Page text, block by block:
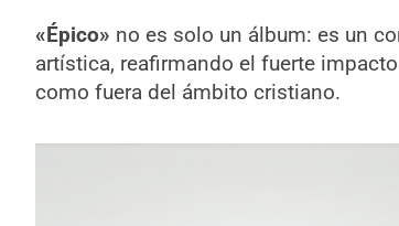
«Épico» no es solo un álbum: es un
artística, reafirmando el fuerte
como fuera del ámbito cristiano.